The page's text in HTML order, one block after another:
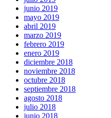
junio 2019
mayo 2019
abril 2019
marzo 2019
febrero 2019
enero 2019
diciembre 2018
noviembre 2018
octubre 2018
septiembre 2018
agosto 2018
julio 2018
junio 2018